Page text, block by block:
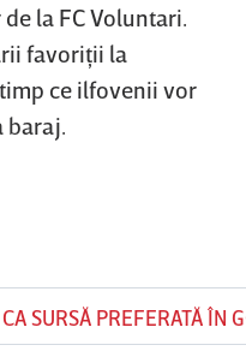
la FC Voluntari.
favoriţii la
ce ilfovenii vor
CA SURSĂ PREFERATĂ ÎN